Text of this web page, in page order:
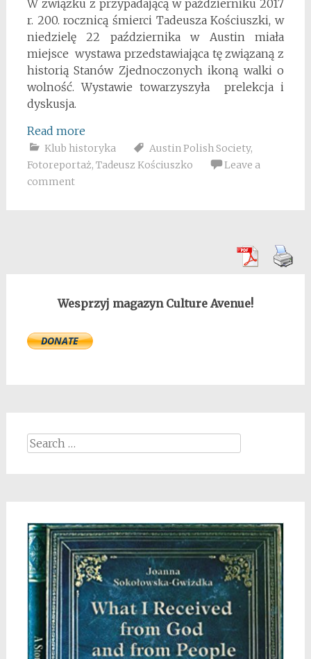
W związku z przypadającą w październiku 2017
r. 200. rocznicą śmierci Tadeusza Kościuszki, w
niedzielę 22 października w Austin miała
miejsce wystawa przedstawiająca tę związaną z
historią Stanów Zjednoczonych ikoną walki o
wolność. Wystawie towarzyszyła prelekcja i
dyskusja.
Read more
Klub historyka Austin Polish Society,
Fotoreportaż, Tadeusz Kościuszko
Leave a
comment
Wesprzyj magazyn Culture Avenue!
Search